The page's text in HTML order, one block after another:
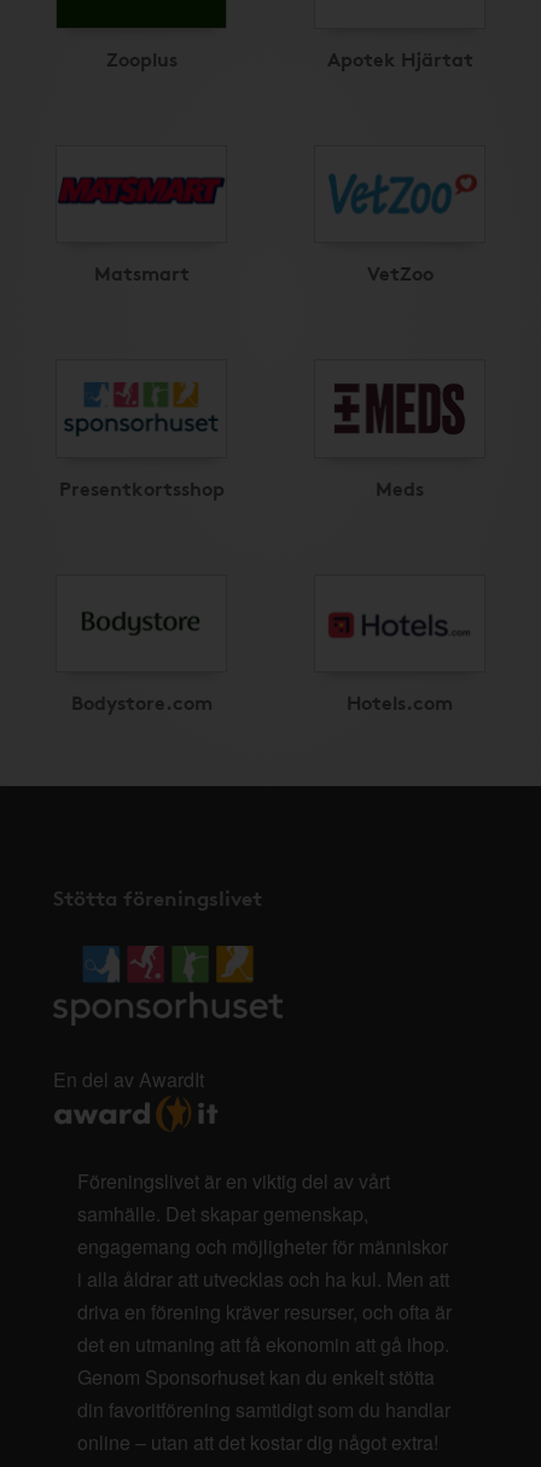
Zooplus Apotek Hjärtat
Matsmart VetZoo
Presentkortsshop Meds
Bodystore.com Hotels.com
Stötta föreningslivet
En del av AwardIt
Föreningslivet är en viktig del av vårt
samhälle. Det skapar gemenskap,
engagemang och möjligheter för människor
i alla åldrar att utvecklas och ha kul. Men att
driva en förening kräver resurser, och ofta är
det en utmaning att få ekonomin att gå ihop.
Genom Sponsorhuset kan du enkelt stötta
din favoritförening samtidigt som du handlar
online – utan att det kostar dig något extra!